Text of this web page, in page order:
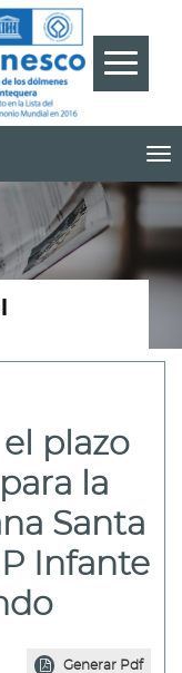
???
plazo
la
Santa
Infante
Generar Pdf